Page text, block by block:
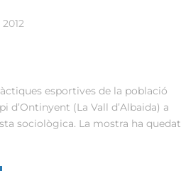
esportives de la població
d’Ontinyent (La Vall d’Albaida) a
sociològica. La mostra ha quedat